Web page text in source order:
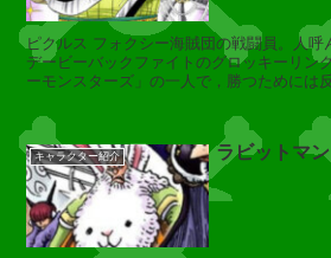
ベ
(
キ
グ
)
ク
ピクルス フォクシー海賊団の戦闘員。人呼んで”タックルマシーン”。
デービーバックファイトのグロッキーリン
ーモンスターズ」の一人で，勝つためには
キャラクター紹介 ラビットマン